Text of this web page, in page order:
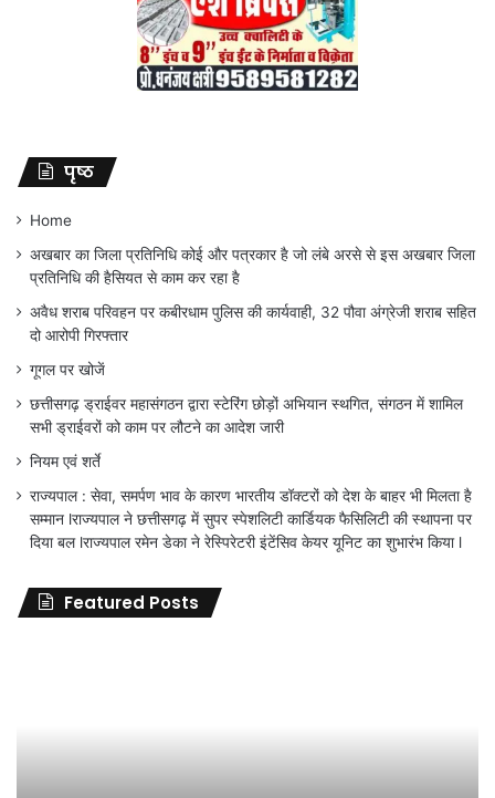
पृष्ठ
Home
अखबार का जिला प्रतिनिधि कोई और पत्रकार है जो लंबे अरसे से इस अखबार जिला
प्रतिनिधि की हैसियत से काम कर रहा है
अवैध शराब परिवहन पर कबीरधाम पुलिस की कार्यवाही, 32 पौवा अंग्रेजी शराब सहित
दो आरोपी गिरफ्तार
गूगल पर खोजें
छत्तीसगढ़ ड्राईवर महासंगठन द्वारा स्टेरिंग छोड़ों अभियान स्थगित, संगठन में शामिल
सभी ड्राईवरों को काम पर लौटने का आदेश जारी
नियम एवं शर्ते
राज्यपाल : सेवा, समर्पण भाव के कारण भारतीय डॉक्टरों को देश के बाहर भी मिलता है
सम्मान lराज्यपाल ने छत्तीसगढ़ में सुपर स्पेशलिटी कार्डियक फैसिलिटी की स्थापना पर
दिया बल lराज्यपाल रमेन डेका ने रेस्पिरेटरी इंटेंसिव केयर यूनिट का शुभारंभ किया l
Featured Posts